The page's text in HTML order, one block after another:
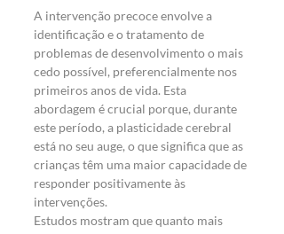
A intervenção precoce envolve a
identificação e o tratamento de
problemas de desenvolvimento o mais
cedo possível, preferencialmente nos
primeiros anos de vida. Esta
abordagem é crucial porque, durante
este período, a plasticidade cerebral
está no seu auge, o que significa que as
crianças têm uma maior capacidade de
responder positivamente às
intervenções.
Estudos mostram que quanto mais